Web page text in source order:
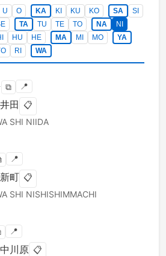
U O KA KI KU KO SA
SI
TA TU TE TO NA
NI
HU HE MA MI MO
YA
RI WA
⧉ 📍
田 📋
SHI NIIDA
📍
町 📋
SHI NISHISHIMMACHI
📍
川原 📋